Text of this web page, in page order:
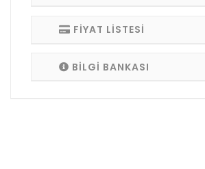
FİYAT LİSTESİ
BİLGİ BANKASI